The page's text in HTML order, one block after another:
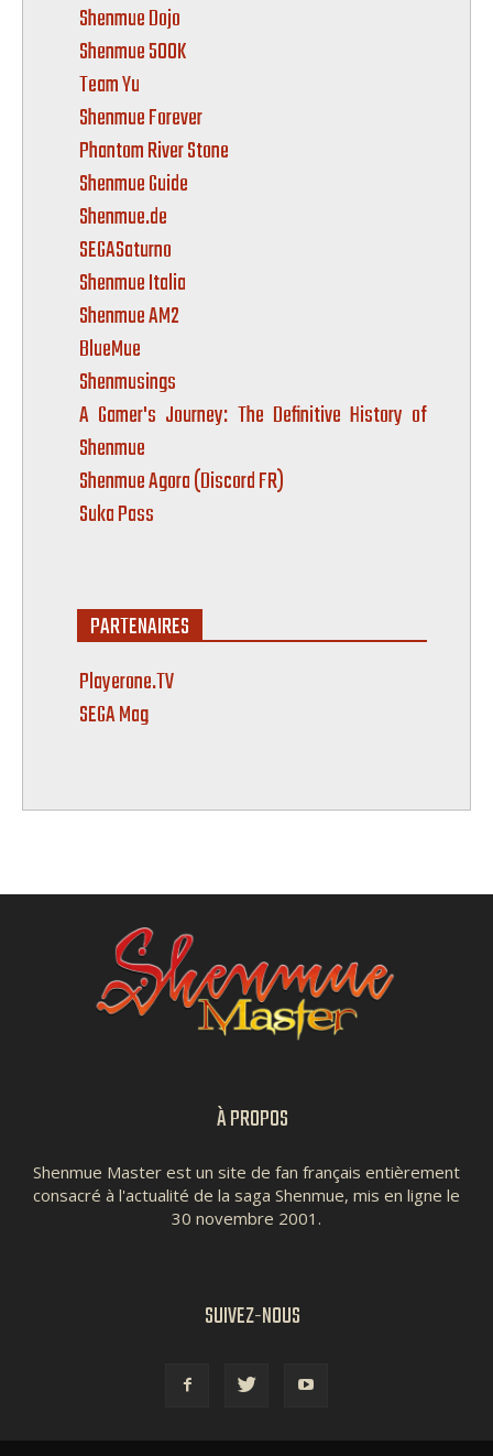
Shenmue Dojo
Shenmue 500K
Team Yu
Shenmue Forever
Phantom River Stone
Shenmue Guide
Shenmue.de
SEGASaturno
Shenmue Italia
Shenmue AM2
BlueMue
Shenmusings
A Gamer's Journey: The Definitive History of
Shenmue
Shenmue Agora (Discord FR)
Suka Pass
PARTENAIRES
Playerone.TV
SEGA Mag
À PROPOS
Shenmue Master est un site de fan français entièrement
consacré à l'actualité de la saga Shenmue, mis en ligne le
30 novembre 2001.
SUIVEZ-NOUS